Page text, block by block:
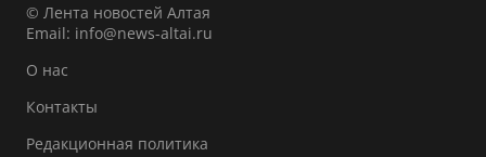
© Лента новостей Алтая
Email: info@news-altai.ru
О нас
Контакты
Редакционная политика